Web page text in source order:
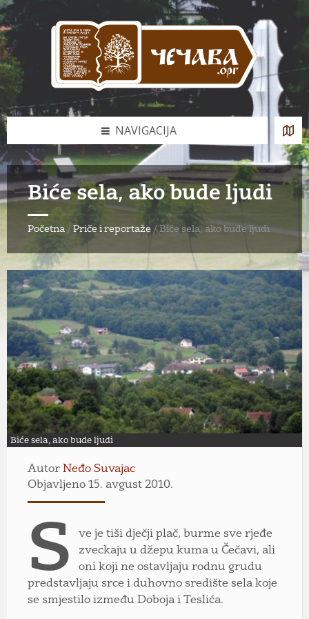
Skip
to
content
Skip
to
left
sidebar
Skip
to
footer
NAVIGACIJA
Biće sela, ako bude ljudi
Početna / Priče i reportaže /Biće sela, ako bude ljudi
Biće sela, ako bude ljudi
Autor Neđo Suvajac
Objavljeno 15. avgust 2010.
S
ve je tiši dječji plač, burme sve rjeđe
zveckaju u džepu kuma u Čečavi, ali
oni koji ne ostavljaju rodnu grudu
predstavljaju srce i duhovno središte sela koje
se smjestilo između Doboja i Teslića.